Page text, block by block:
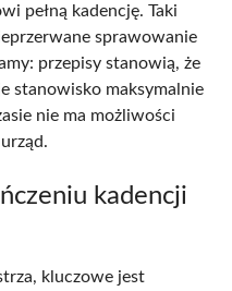
pełną kadencję. Taki
sprawowanie
przepisy stanowią, że
stanowisko maksymalnie
nie ma możliwości
kadencji
kluczowe jest